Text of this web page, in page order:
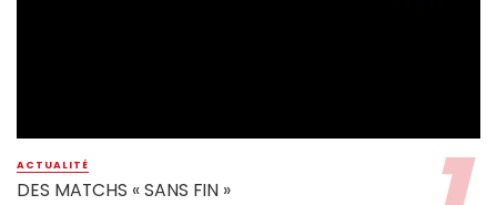
ACTUALITÉ
DES MATCHS « SANS FIN »